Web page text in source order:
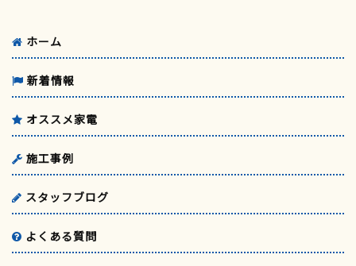
ホーム
新着情報
オススメ家電
施工事例
スタッフブログ
よくある質問